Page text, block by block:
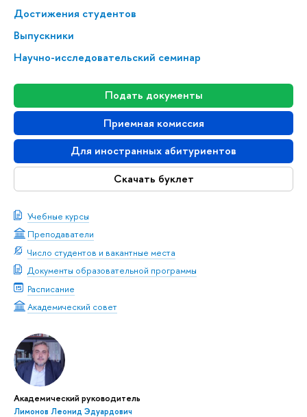
Достижения студентов
Выпускники
Научно-исследовательский семинар
Подать документы
Приемная комиссия
Для иностранных абитуриентов
Скачать буклет
Учебные курсы
Преподаватели
Число студентов и вакантные места
Документы образовательной программы
Расписание
Академический совет
Академический руководитель
Лимонов Леонид Эдуардович